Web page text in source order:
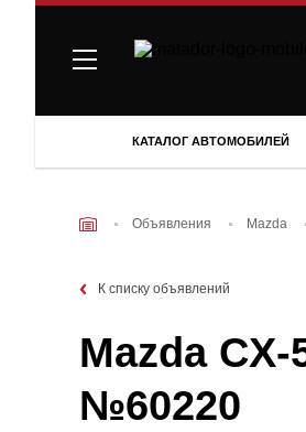
КАТАЛОГ АВТОМОБИЛЕЙ
Объявления Mazda
К списку объявлений
Mazda
№60220